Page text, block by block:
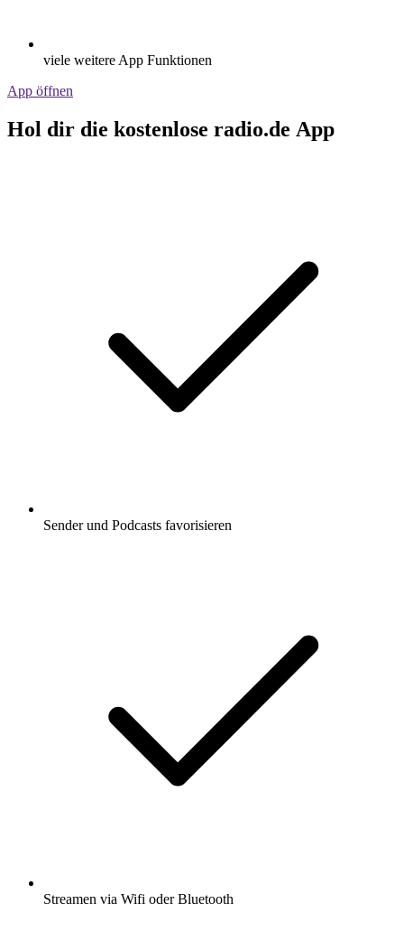
viele weitere App Funktionen
App öffnen
Hol dir die kostenlose radio.de App
Sender und Podcasts favorisieren
Streamen via Wifi oder Bluetooth